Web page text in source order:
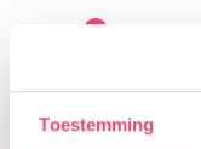
Toestemming